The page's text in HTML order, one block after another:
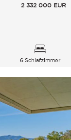
2 332 000 EUR
6 Schlafzimmer